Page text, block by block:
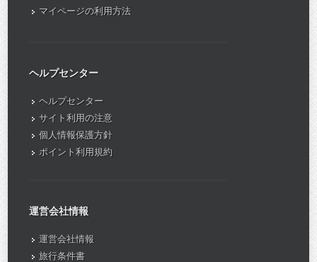
マイページの利用方法
ヘルプセンター
ヘルプセンター
サイト利用の注意
個人情報保護方針
ポイント利用規約
運営会社情報
運営会社情報
旅行条件書